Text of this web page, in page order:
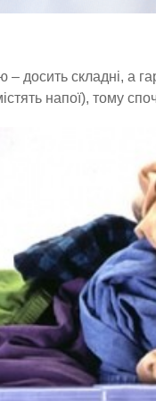
– досить складні, а
напої), тому